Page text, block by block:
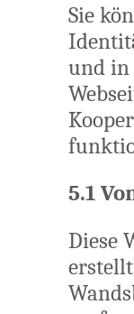
Sie
und in
5.1
Diese